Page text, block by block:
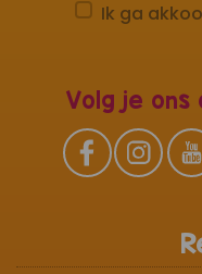
Ik ga
Volg je ons